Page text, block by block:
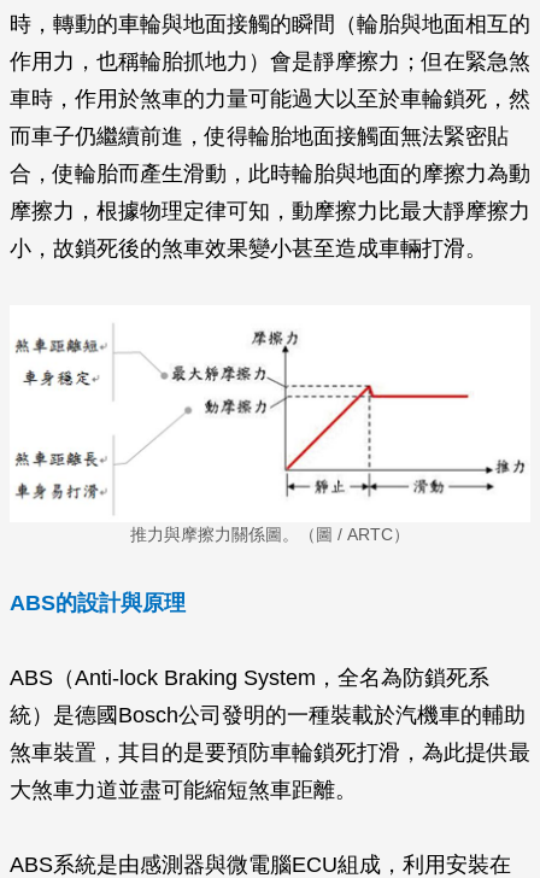
時，轉動的車輪與地面接觸的瞬間（輪胎與地面相互的
作用力，也稱輪胎抓地力）會是靜摩擦力；但在緊急煞
車時，作用於煞車的力量可能過大以至於車輪鎖死，然
而車子仍繼續前進，使得輪胎地面接觸面無法緊密貼
合，使輪胎而產生滑動，此時輪胎與地面的摩擦力為動
摩擦力，根據物理定律可知，動摩擦力比最大靜摩擦力
小，故鎖死後的煞車效果變小甚至造成車輛打滑。
推力與摩擦力關係圖。（圖 / ARTC）
ABS的設計與原理
ABS（Anti-lock Braking System，全名為防鎖死系
統）是德國Bosch公司發明的一種裝載於汽機車的輔助
煞車裝置，其目的是要預防車輪鎖死打滑，為此提供最
大煞車力道並盡可能縮短煞車距離。
ABS系統是由感測器與微電腦ECU組成，利用安裝在